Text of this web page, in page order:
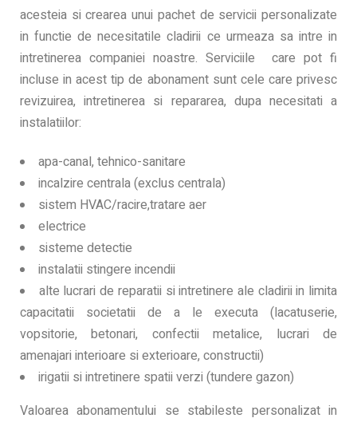
acesteia si crearea unui pachet de servicii personalizate
in functie de necesitatile cladirii ce urmeaza sa intre in
intretinerea companiei noastre. Serviciile care pot fi
incluse in acest tip de abonament sunt cele care privesc
revizuirea, intretinerea si repararea, dupa necesitati a
instalatiilor:
apa-canal, tehnico-sanitare
incalzire centrala (exclus centrala)
sistem HVAC/racire,tratare aer
electrice
sisteme detectie
instalatii stingere incendii
alte lucrari de reparatii si intretinere ale cladirii in limita
capacitatii societatii de a le executa (lacatuserie,
vopsitorie, betonari, confectii metalice, lucrari de
amenajari interioare si exterioare, constructii)
irigatii si intretinere spatii verzi (tundere gazon)
Valoarea abonamentului se stabileste personalizat in